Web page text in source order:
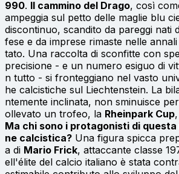
990. Il cammino del Drago, così
ampeggia sul petto delle maglie blu
discontinuo, scandito da pareggi nati
fese e da imprese rimaste nelle
tato. Una raccolta di sconfitte con
precisione - e un numero esiguo di
n tutto - si fronteggiano nel vasto
he calcistiche sul Liechtenstein. La
ntemente inclinata, non sminuisce
ollevato un trofeo, la Rheinpark Cup
Ma chi sono i protagonisti di
ne calcistica? Una figura spicca
a di Mario Frick, attaccante classe
ell'élite del calcio italiano è stata